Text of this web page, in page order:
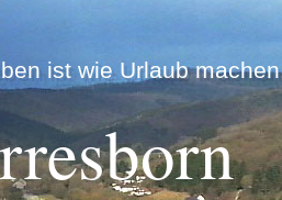
ist wie Urlaub